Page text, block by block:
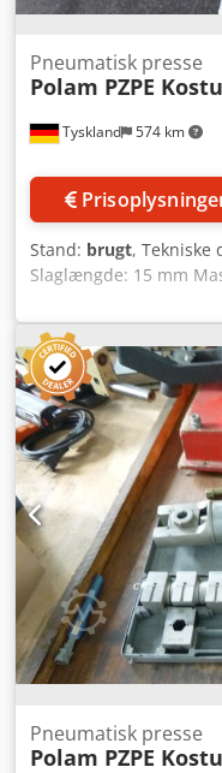
Tyskland 574 km
Pneumatisk presse
Polam PZPE
Stand: brugt, Tekniske
Slaglængde: 15 mm
Maskindimensioner:
KABELSKO-PRESSE
kabelsko på elektriske
Yderligere
udvendig Ø 68mm;
Værktøjsgaffel:
Ø 30 x L:300mm
rund- og sekskantede
Acqjwa ipl.d.
Pneumatisk presse
Polam PZPE